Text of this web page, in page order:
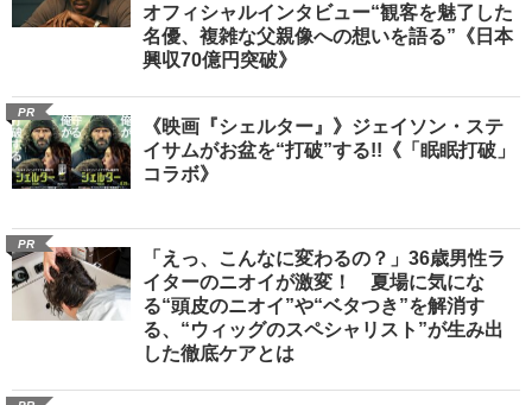
オフィシャルインタビュー“観客を魅了した
名優、複雑な父親像への想いを語る”《日本
興収70億円突破》
PR
《映画『シェルター』》ジェイソン・ステ
イサムがお盆を“打破”する!!《「眠眠打破」
コラボ》
PR
「えっ、こんなに変わるの？」36歳男性ラ
イターのニオイが激変！ 夏場に気にな
る“頭皮のニオイ”や“ベタつき”を解消す
る、“ウィッグのスペシャリスト”が生み出
した徹底ケアとは